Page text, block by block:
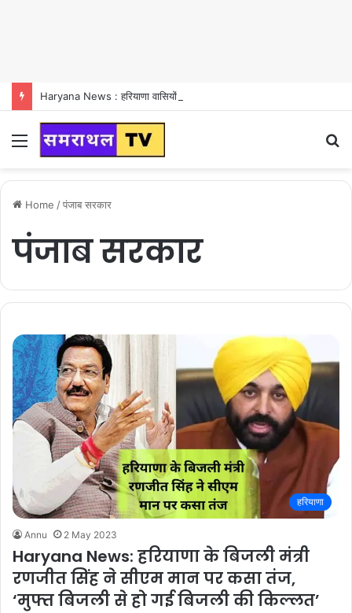
Menu
Home /पंजाब सरकार
पंजाब सरकार
हरियाणा
Annu 2 May 2023
Haryana News: हरियाणा के बिजली मंत्री
रणजीत सिंह ने सीएम मान पर कसा तंज,
‘मुफ्त बिजली से हो गई बिजली की किल्लत’